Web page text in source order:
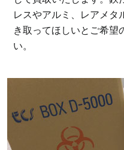
レスやアルミ、レアメタ
き取ってほしいとご希望
い。